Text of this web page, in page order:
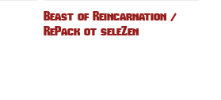
Beast of Reincarnation /
RePack от seleZen